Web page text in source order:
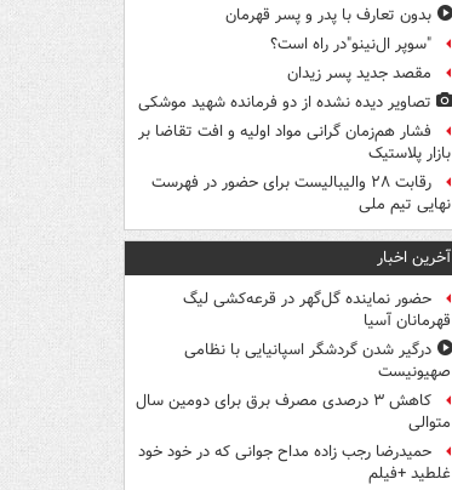
بدون تعارف با پدر و پسر قهرمان
"سوپر ال‌نینو"در راه است؟
مقصد جدید پسر زیدان
تصاویر دیده‌ نشده از دو فرمانده شهید موشکی
فشار هم‌زمان گرانی مواد اولیه و افت تقاضا بر
بازار پلاستیک
رقابت ۲۸ والیبالیست برای حضور در فهرست
نهایی تیم ملی
آخرین اخبار
حضور نماینده گل‌گهر در قرعه‌کشی لیگ
قهرمانان آسیا
درگیر شدن گردشگر اسپانیایی با نظامی
صهیونیست
کاهش ۳ درصدی مصرف برق برای دومین سال
متوالی
حمیدرضا رجب زاده مداح جوانی که در خود خود
غلطید +فیلم